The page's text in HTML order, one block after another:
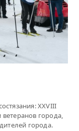
XXVIII
города,
города.